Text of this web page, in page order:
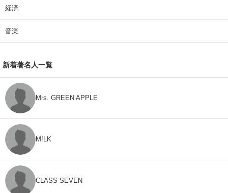
経済
音楽
新着著名人一覧
Mrs. GREEN APPLE
M!LK
CLASS SEVEN